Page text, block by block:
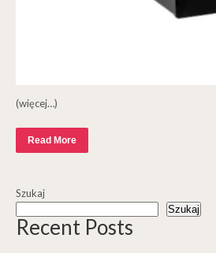
(więcej…)
Read More
Szukaj
Szukaj
Recent Posts